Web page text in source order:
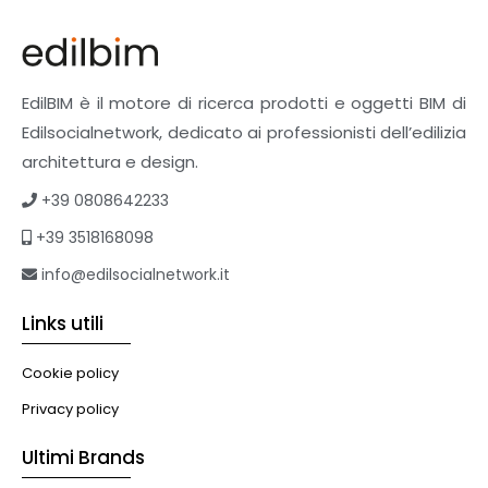
Pavimenti e rivestimenti
Pavimenti industriali
Sistemi giardini pensili
Supporti per esterni
Tetti verdi
eBook
Formazione professionale
Illuminazione
Murature
EdilBIM è il motore di ricerca prodotti e oggetti BIM di
Edilsocialnetwork, dedicato ai professionisti dell’edilizia
architettura e design.
+39 0808642233
+39 3518168098
info@edilsocialnetwork.it
Links utili
Cookie policy
Privacy policy
Ultimi Brands